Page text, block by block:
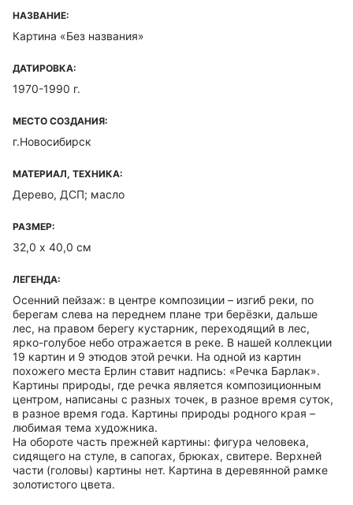
НАЗВАНИЕ:
Картина «Без названия»
ДАТИРОВКА:
1970-1990 г.
МЕСТО СОЗДАНИЯ:
г.Новосибирск
МАТЕРИАЛ, ТЕХНИКА:
Дерево, ДСП; масло
РАЗМЕР:
32,0 х 40,0 см
ЛЕГЕНДА:
Осенний пейзаж: в центре композиции – изгиб реки, по
берегам слева на переднем плане три берёзки, дальше
лес, на правом берегу кустарник, переходящий в лес,
ярко-голубое небо отражается в реке. В нашей коллекции
19 картин и 9 этюдов этой речки. На одной из картин
похожего места Ерлин ставит надпись: «Речка Барлак».
Картины природы, где речка является композиционным
центром, написаны с разных точек, в разное время суток,
в разное время года. Картины природы родного края –
любимая тема художника.
На обороте часть прежней картины: фигура человека,
сидящего на стуле, в сапогах, брюках, свитере. Верхней
части (головы) картины нет. Картина в деревянной рамке
золотистого цвета.